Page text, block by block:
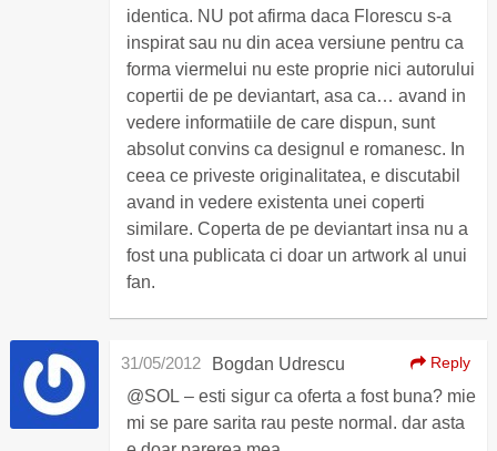
identica. NU pot afirma daca Florescu s-a
inspirat sau nu din acea versiune pentru ca
forma viermelui nu este proprie nici autorului
copertii de pe deviantart, asa ca… avand in
vedere informatiile de care dispun, sunt
absolut convins ca designul e romanesc. In
ceea ce priveste originalitatea, e discutabil
avand in vedere existenta unei coperti
similare. Coperta de pe deviantart insa nu a
fost una publicata ci doar un artwork al unui
fan.
Bogdan Udrescu
31/05/2012 Reply
@SOL – esti sigur ca oferta a fost buna? mie
mi se pare sarita rau peste normal. dar asta